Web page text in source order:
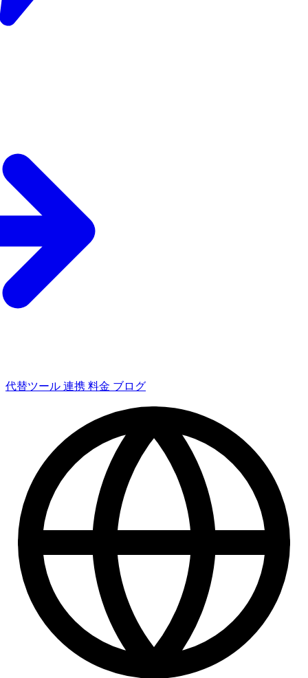
代替ツール 連携 料金 ブログ